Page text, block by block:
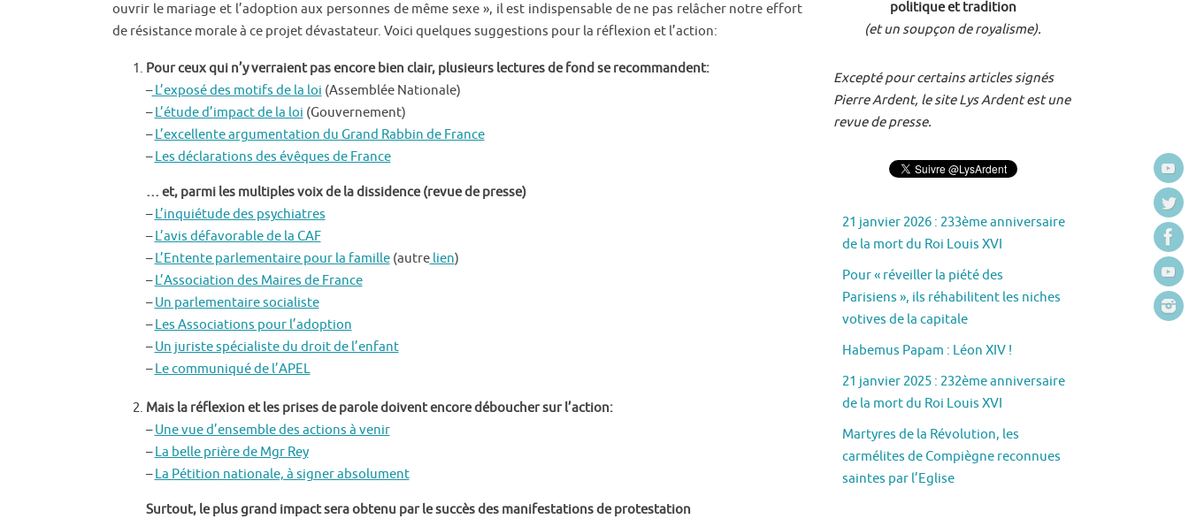
ouvrir le mariage et l’adoption aux personnes de même sexe », il est indispensable de ne pas relâcher notre effort
de résistance morale à ce projet dévastateur. Voici quelques suggestions pour la réflexion et l’action:
Pour ceux qui n’y verraient pas encore bien clair, plusieurs lectures de fond se recommandent:
–L’exposé des motifs de la loi (Assemblée Nationale)
–L’étude d’impact de la loi (Gouvernement)
–L’excellente argumentation du Grand Rabbin de France
–Les déclarations des évêques de France
… et, parmi les multiples voix de la dissidence (revue de presse)
–L’inquiétude des psychiatres
–L’avis défavorable de la CAF
–L’Entente parlementaire pour la famille(autrelien)
–L’Association des Maires de France
–Un parlementaire socialiste
–Les Associations pour l’adoption
–Un juriste spécialiste du droit de l’enfant
–Le communiqué de l’APEL
Mais la réflexion et les prises de parole doivent encore déboucher sur l’action:
–Une vue d’ensemble des actions à venir
–La belle prière de Mgr Rey
–La Pétition nationale, à signer absolument
Surtout, le plus grand impact sera obtenu par le succès des manifestations de protestation
politique et tradition
(et un soupçon de royalisme).
Excepté pour certains articles signés
Pierre Ardent, le site Lys Ardent est une
revue de presse.
21 janvier 2026 : 233ème anniversaire
de la mort du Roi Louis XVI
Pour « réveiller la piété des
Parisiens », ils réhabilitent les niches
votives de la capitale
Habemus Papam : Léon XIV !
21 janvier 2025 : 232ème anniversaire
de la mort du Roi Louis XVI
Martyres de la Révolution, les
carmélites de Compiègne reconnues
saintes par l’Eglise